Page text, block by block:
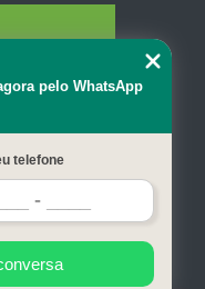
pelo WhatsApp
telefone